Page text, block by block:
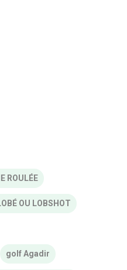
ROULÉE
OU LOBSHOT
golf Agadir